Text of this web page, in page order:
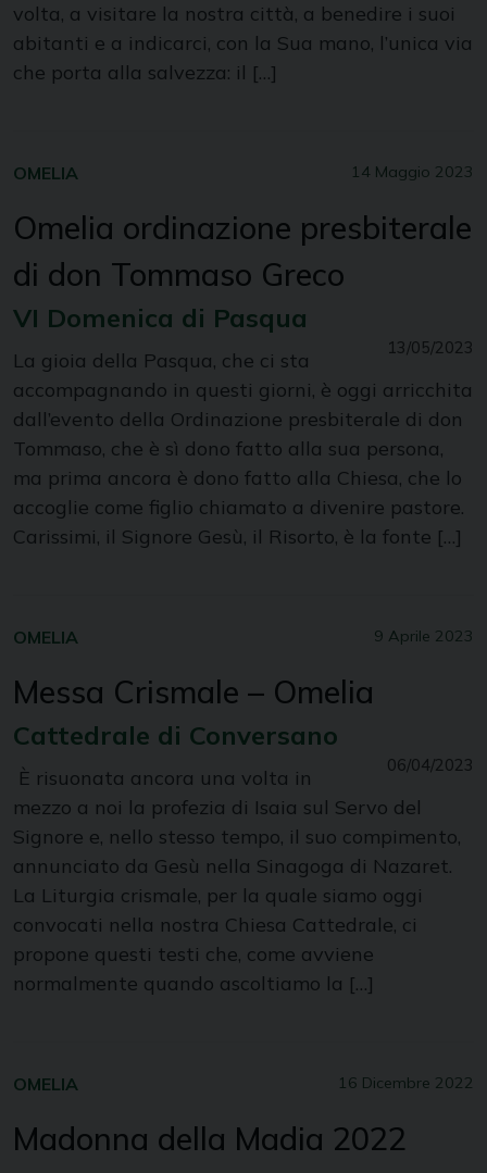
volta, a visitare la nostra città, a benedire i suoi
abitanti e a indicarci, con la Sua mano, l’unica via
che porta alla salvezza: il […]
14 Maggio 2023
OMELIA
Omelia ordinazione presbiterale
di don Tommaso Greco
VI Domenica di Pasqua
13/05/2023
La gioia della Pasqua, che ci sta
accompagnando in questi giorni, è oggi arricchita
dall’evento della Ordinazione presbiterale di don
Tommaso, che è sì dono fatto alla sua persona,
ma prima ancora è dono fatto alla Chiesa, che lo
accoglie come figlio chiamato a divenire pastore.
Carissimi, il Signore Gesù, il Risorto, è la fonte […]
9 Aprile 2023
OMELIA
Messa Crismale – Omelia
Cattedrale di Conversano
06/04/2023
È risuonata ancora una volta in
mezzo a noi la profezia di Isaia sul Servo del
Signore e, nello stesso tempo, il suo compimento,
annunciato da Gesù nella Sinagoga di Nazaret.
La Liturgia crismale, per la quale siamo oggi
convocati nella nostra Chiesa Cattedrale, ci
propone questi testi che, come avviene
normalmente quando ascoltiamo la […]
16 Dicembre 2022
OMELIA
Madonna della Madia 2022